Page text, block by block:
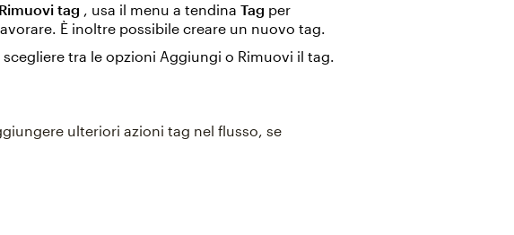
tag , usa il menu a tendinaTag per
È inoltre possibile creare un nuovo tag.
scegliere tra le opzioni Aggiungi o Rimuovi il tag.
ulteriori azioni tag nel flusso, se